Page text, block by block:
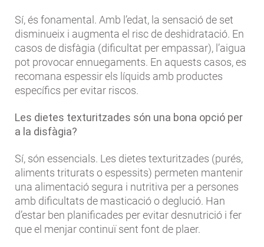
Sí, és fonamental. Amb l’edat, la sensació de set
disminueix i augmenta el risc de deshidratació. En
casos de disfàgia (dificultat per empassar), l’aigua
pot provocar ennuegaments. En aquests casos, es
recomana espessir els líquids amb productes
específics per evitar riscos.
Les dietes texturitzades són una bona opció per
a la disfàgia?
Sí, són essencials. Les dietes texturitzades (purés,
aliments triturats o espessits) permeten mantenir
una alimentació segura i nutritiva per a persones
amb dificultats de masticació o deglució. Han
d’estar ben planificades per evitar desnutrició i fer
que el menjar continuï sent font de plaer.